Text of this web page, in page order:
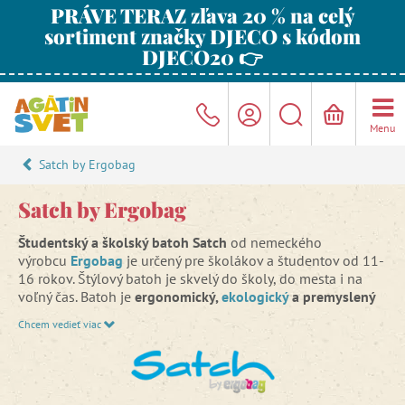
PRÁVE TERAZ zľava 20 % na celý
sortiment značky DJECO s kódom
DJECO20 👉
Menu
Satch by Ergobag
Satch by Ergobag
Študentský a školský batoh Satch od nemeckého
výrobcu Ergobag je určený pre školákov a študentov od 11-
16 rokov. Štýlový batoh je skvelý do školy, do mesta i na
voľný čas. Batoh je ergonomický,ekologickýa premyslený
. Vďaka svojej jedinečnej
ergonomickej koncepcii ho možno nastaviť tak, aby
zodpovedal výške medzi 1,40 a 1,80 m.
Batoh Satch kombinuje inovatívne princípy trekingových
Chcem vedieť viac